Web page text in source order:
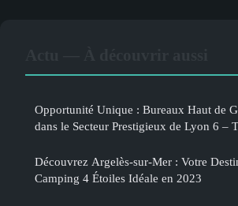
Opportunité Unique : Bureaux Haut de
dans le Secteur Prestigieux de Lyon 6 –
Découvrez Argelès-sur-Mer : Votre
Camping 4 Étoiles Idéale en 2023